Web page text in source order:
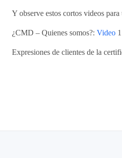
Y observe estos cortos videos
¿CMD – Quienes somos?: Video 1
Expresiones de clientes de la